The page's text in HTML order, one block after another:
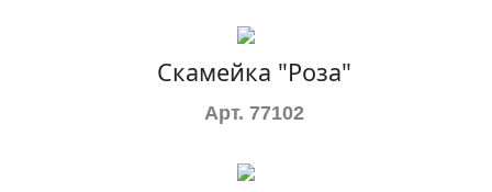
Скамейка "Роза"
Арт. 77102